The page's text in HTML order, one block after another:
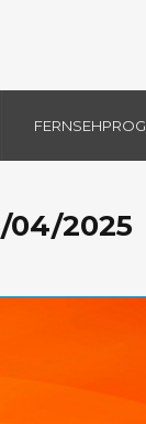
FERNSEHPROG.
04/2025